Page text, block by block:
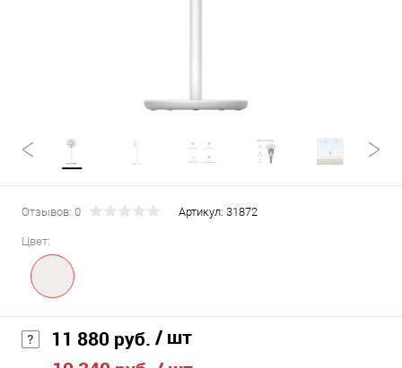
Отзывов: 0 Артикул: 31872
Цвет:
11 880 руб. / шт